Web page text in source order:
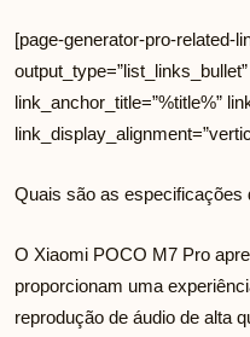
[page-generator-pro-related-
link_anchor_title=”%title%”
Quais são as especificações
O Xiaomi POCO M7 Pro
proporcionam uma
reprodução de áudio de alta